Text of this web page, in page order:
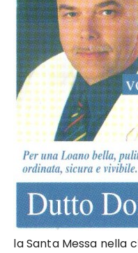
la Santa Messa nella